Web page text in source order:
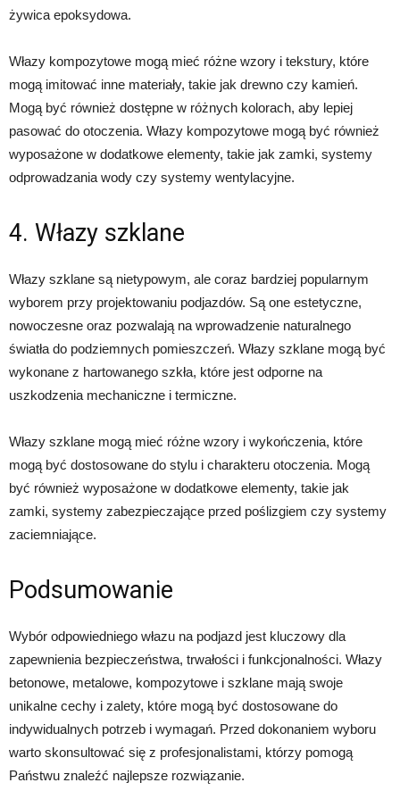
żywica epoksydowa.
Włazy kompozytowe mogą mieć różne wzory i tekstury, które
mogą imitować inne materiały, takie jak drewno czy kamień.
Mogą być również dostępne w różnych kolorach, aby lepiej
pasować do otoczenia. Włazy kompozytowe mogą być również
wyposażone w dodatkowe elementy, takie jak zamki, systemy
odprowadzania wody czy systemy wentylacyjne.
4. Włazy szklane
Włazy szklane są nietypowym, ale coraz bardziej popularnym
wyborem przy projektowaniu podjazdów. Są one estetyczne,
nowoczesne oraz pozwalają na wprowadzenie naturalnego
światła do podziemnych pomieszczeń. Włazy szklane mogą być
wykonane z hartowanego szkła, które jest odporne na
uszkodzenia mechaniczne i termiczne.
Włazy szklane mogą mieć różne wzory i wykończenia, które
mogą być dostosowane do stylu i charakteru otoczenia. Mogą
być również wyposażone w dodatkowe elementy, takie jak
zamki, systemy zabezpieczające przed poślizgiem czy systemy
zaciemniające.
Podsumowanie
Wybór odpowiedniego włazu na podjazd jest kluczowy dla
zapewnienia bezpieczeństwa, trwałości i funkcjonalności. Włazy
betonowe, metalowe, kompozytowe i szklane mają swoje
unikalne cechy i zalety, które mogą być dostosowane do
indywidualnych potrzeb i wymagań. Przed dokonaniem wyboru
warto skonsultować się z profesjonalistami, którzy pomogą
Państwu znaleźć najlepsze rozwiązanie.